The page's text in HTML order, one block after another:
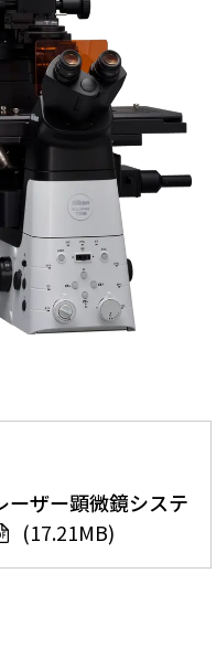
ーザー顕微鏡システ
(17.21MB)